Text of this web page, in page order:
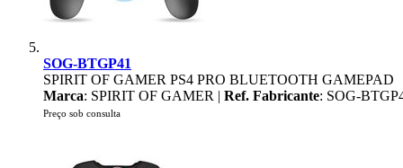
SOG-BTGP41
SPIRIT OF GAMER PS4 PRO BLUETOOTH GAMEPAD
Marca: SPIRIT OF GAMER | Ref. Fabricante: SOG-
Preço sob consulta